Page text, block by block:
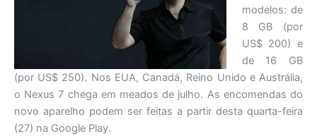
modelos: de
8 GB (por
US$ 200) e
de 16 GB
(por US$ 250). Nos EUA, Canadá, Reino Unido e Austrália,
o Nexus 7 chega em meados de julho. As encomendas do
novo aparelho podem ser feitas a partir desta quarta-feira
(27) na Google Play.